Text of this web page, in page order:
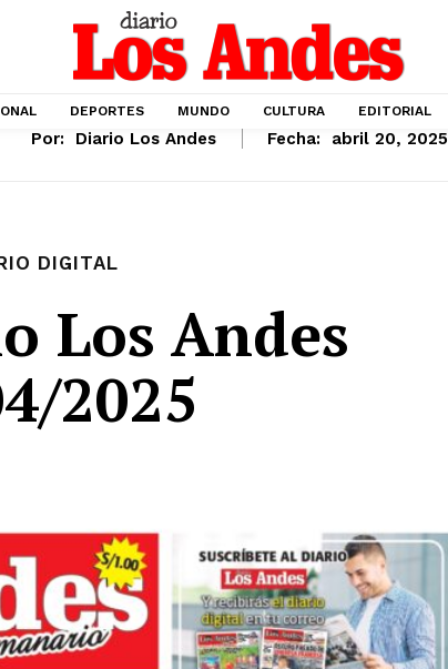
DEPORTES MUNDO CULTURA EDITORIAL
Por: Diario Los Andes Fecha: abril 20, 2025
DIGITAL
Los Andes
2025